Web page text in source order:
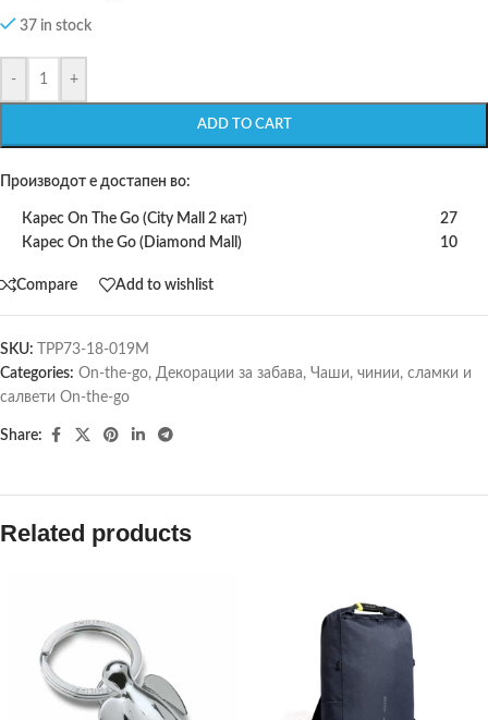
37 in stock
- +
ADD TO CART
Производот е достапен во:
Карес On The Go (City Mall 2 кат)
27
Карес On the Go (Diamond Mall)
10
Compare Add to wishlist
SKU:
TPP73-18-019M
Categories: On-the-go, Декорации за забава, Чаши, чинии, сламки и
салвети On-the-go
Share:
Related products